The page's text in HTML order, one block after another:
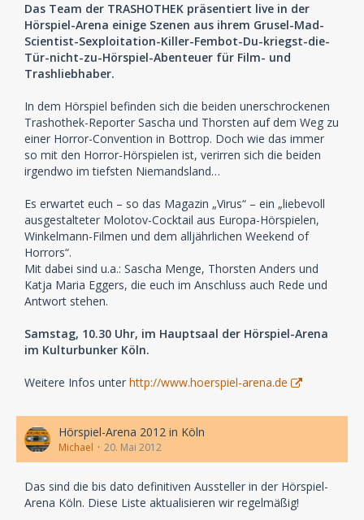
Das Team der TRASHOTHEK präsentiert live in der
Hörspiel-Arena einige Szenen aus ihrem Grusel-Mad-
Scientist-Sexploitation-Killer-Fembot-Du-kriegst-die-
Tür-nicht-zu-Hörspiel-Abenteuer für Film- und
Trashliebhaber.
In dem Hörspiel befinden sich die beiden unerschrockenen
Trashothek-Reporter Sascha und Thorsten auf dem Weg zu
einer Horror-Convention in Bottrop. Doch wie das immer
so mit den Horror-Hörspielen ist, verirren sich die beiden
irgendwo im tiefsten Niemandsland…
Es erwartet euch – so das Magazin „Virus“ – ein „liebevoll
ausgestalteter Molotov-Cocktail aus Europa-Hörspielen,
Winkelmann-Filmen und dem alljährlichen Weekend of
Horrors“.
Mit dabei sind u.a.: Sascha Menge, Thorsten Anders und
Katja Maria Eggers, die euch im Anschluss auch Rede und
Antwort stehen.
Samstag, 10.30 Uhr, im Hauptsaal der Hörspiel-Arena
im Kulturbunker Köln.
Weitere Infos unter http://www.hoerspiel-arena.de
Hörspiel-Arena 2012 in Köln
Michael 20. Mai 2012
Das sind die bis dato definitiven Aussteller in der Hörspiel-
Arena Köln. Diese Liste aktualisieren wir regelmäßig!